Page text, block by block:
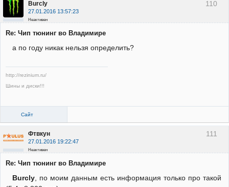
110
Burcly
27.01.2016 13:57:23
Неактивен
Re: Чип тюнинг во Владимире
а по году никак нельзя определить?
http://rezinium.ru/
Шины и диски!!!
Сайт
111
Фтвкун
27.01.2016 19:22:47
Неактивен
Re: Чип тюнинг во Владимире
Burcly, по моим данным есть информация только про такой